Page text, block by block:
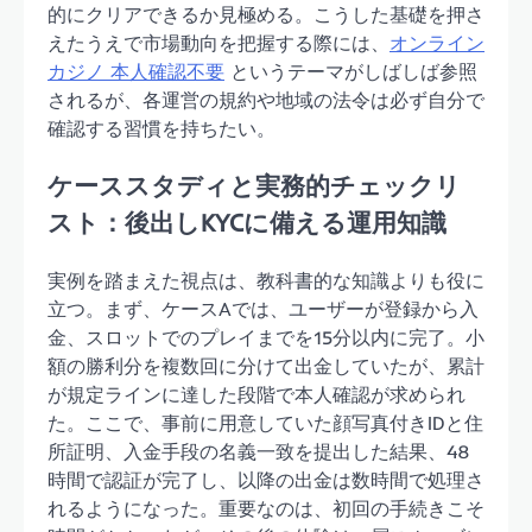
的にクリアできるか見極める。こうした基礎を押さ
えたうえで市場動向を把握する際には、 オンライン
カジノ 本人確認不要 というテーマがしばしば参照
されるが、各運営の規約や地域の法令は必ず自分で
確認する習慣を持ちたい。
ケーススタディと実務的チェックリ
スト：後出しKYCに備える運用知識
実例を踏まえた視点は、教科書的な知識よりも役に
立つ。まず、ケースAでは、ユーザーが登録から入
金、スロットでのプレイまでを15分以内に完了。小
額の勝利分を複数回に分けて出金していたが、累計
が規定ラインに達した段階で本人確認が求められ
た。ここで、事前に用意していた顔写真付きIDと住
所証明、入金手段の名義一致を提出した結果、48
時間で認証が完了し、以降の出金は数時間で処理さ
れるようになった。重要なのは、初回の手続きこそ